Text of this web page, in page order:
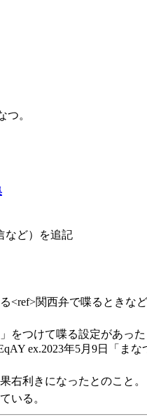
つ。
など）を追記
<ref>関西弁で喋るときなど
をつけて喋る設定があった
ex.2023年5月9日「まな
右利きになったとのこと。
いる。